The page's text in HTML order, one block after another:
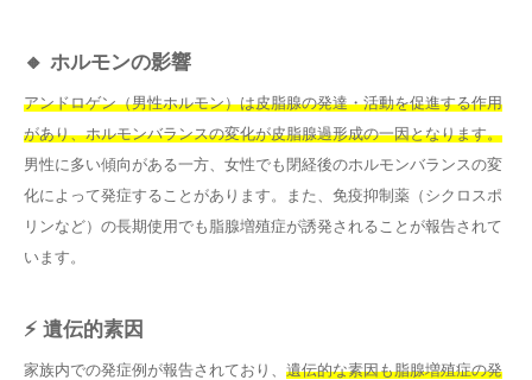
🔸 ホルモンの影響
アンドロゲン（男性ホルモン）は皮脂腺の発達・活動を促進する作用
があり、ホルモンバランスの変化が皮脂腺過形成の一因となります。
男性に多い傾向がある一方、女性でも閉経後のホルモンバランスの変
化によって発症することがあります。また、免疫抑制薬（シクロスポ
リンなど）の長期使用でも脂腺増殖症が誘発されることが報告されて
います。
⚡ 遺伝的素因
家族内での発症例が報告されており、 遺伝的な素因も脂腺増殖症の発